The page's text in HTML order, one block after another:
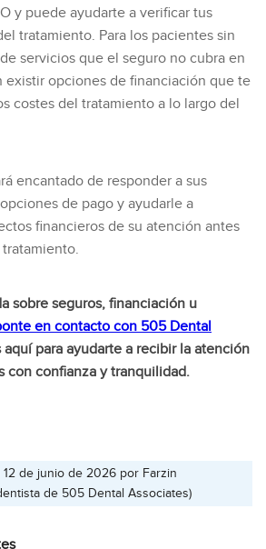
y puede ayudarte a verificar tus
tratamiento. Para los pacientes sin
servicios que el seguro no cubra en
existir opciones de financiación que te
costes del tratamiento a lo largo del
encantado de responder a sus
de pago y ayudarle a
financieros de su atención antes
sobre seguros, financiación u
en contacto con 505 Dental
aquí para ayudarte a recibir la atención
con confianza y tranquilidad.
12 de junio de 2026 por Farzin
de 505 Dental Associates)